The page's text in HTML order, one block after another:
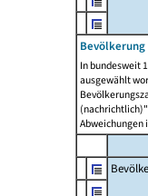
In bundesweit
ausgewählt
Abweichungen